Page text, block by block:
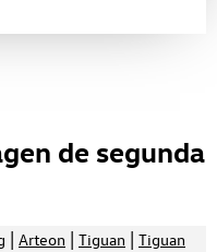
de segunda
| Arteon | Tiguan | Tiguan